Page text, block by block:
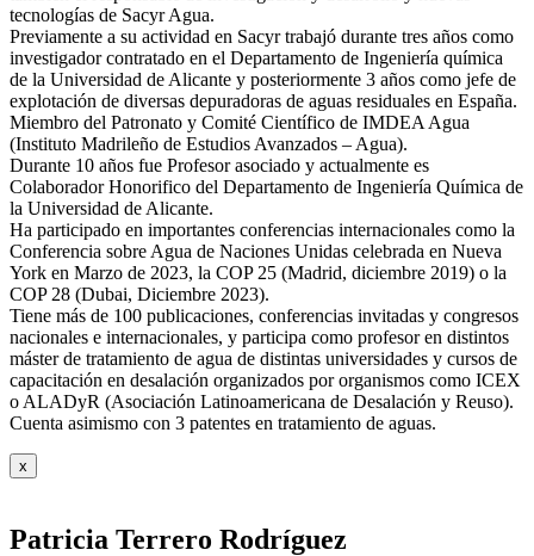
tecnologías de Sacyr Agua.
Previamente a su actividad en Sacyr trabajó durante tres años como
investigador contratado en el Departamento de Ingeniería química
de la Universidad de Alicante y posteriormente 3 años como jefe de
explotación de diversas depuradoras de aguas residuales en España.
Miembro del Patronato y Comité Científico de IMDEA Agua
(Instituto Madrileño de Estudios Avanzados – Agua).
Durante 10 años fue Profesor asociado y actualmente es
Colaborador Honorifico del Departamento de Ingeniería Química de
la Universidad de Alicante.
Ha participado en importantes conferencias internacionales como la
Conferencia sobre Agua de Naciones Unidas celebrada en Nueva
York en Marzo de 2023, la COP 25 (Madrid, diciembre 2019) o la
COP 28 (Dubai, Diciembre 2023).
Tiene más de 100 publicaciones, conferencias invitadas y congresos
nacionales e internacionales, y participa como profesor en distintos
máster de tratamiento de agua de distintas universidades y cursos de
capacitación en desalación organizados por organismos como ICEX
o ALADyR (Asociación Latinoamericana de Desalación y Reuso).
Cuenta asimismo con 3 patentes en tratamiento de aguas.
x
Patricia Terrero Rodríguez